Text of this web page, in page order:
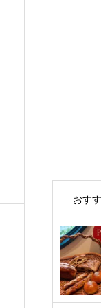
おす